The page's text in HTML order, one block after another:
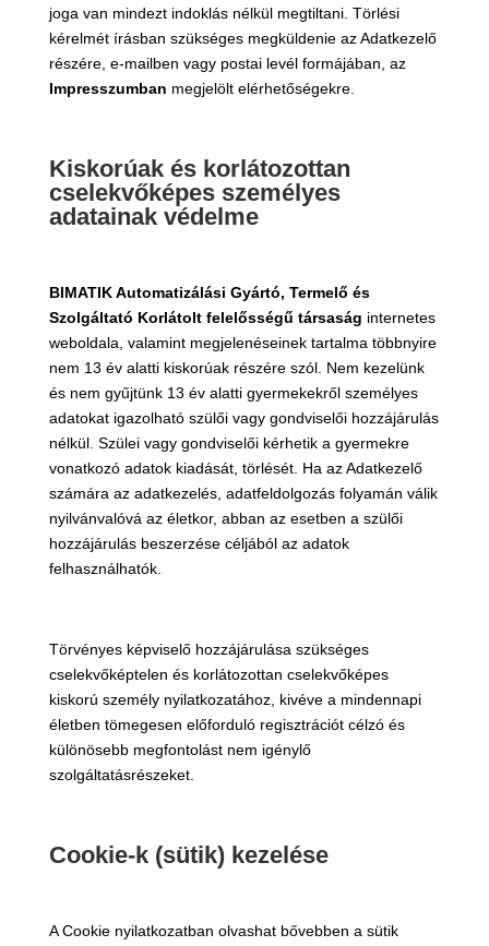
joga van mindezt indoklás nélkül megtiltani. Törlési
kérelmét írásban szükséges megküldenie az Adatkezelő
részére, e-mailben vagy postai levél formájában, az
Impresszumban megjelölt elérhetőségekre.
Kiskorúak és korlátozottan
cselekvőképes személyes
adatainak védelme
BIMATIK Automatizálási Gyártó, Termelő és
Szolgáltató Korlátolt felelősségű társaság internetes
weboldala, valamint megjelenéseinek tartalma többnyire
nem 13 év alatti kiskorúak részére szól. Nem kezelünk
és nem gyűjtünk 13 év alatti gyermekekről személyes
adatokat igazolható szülői vagy gondviselői hozzájárulás
nélkül. Szülei vagy gondviselői kérhetik a gyermekre
vonatkozó adatok kiadását, törlését. Ha az Adatkezelő
számára az adatkezelés, adatfeldolgozás folyamán válik
nyilvánvalóvá az életkor, abban az esetben a szülői
hozzájárulás beszerzése céljából az adatok
felhasználhatók.
Törvényes képviselő hozzájárulása szükséges
cselekvőképtelen és korlátozottan cselekvőképes
kiskorú személy nyilatkozatához, kivéve a mindennapi
életben tömegesen előforduló regisztrációt célzó és
különösebb megfontolást nem igénylő
szolgáltatásrészeket.
Cookie-k (sütik) kezelése
A Cookie nyilatkozatban olvashat bővebben a sütik